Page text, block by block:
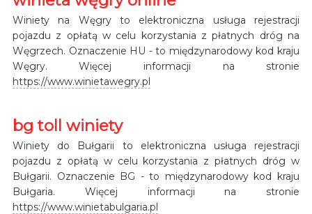
Winiety na Węgry to elektroniczna usługa rejestracji
pojazdu z opłatą w celu korzystania z płatnych dróg na
Węgrzech. Oznaczenie HU - to międzynarodowy kod kraju
Węgry. Więcej informacji na stronie
https://www.winietawegry.pl
bg toll winiety
Winiety do Bułgarii to elektroniczna usługa rejestracji
pojazdu z opłatą w celu korzystania z płatnych dróg w
Bułgarii. Oznaczenie BG - to międzynarodowy kod kraju
Bułgaria. Więcej informacji na stronie
https://www.winietabulgaria.pl